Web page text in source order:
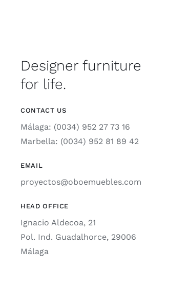
Designer furniture
for life.
CONTACT US
Málaga: (0034) 952 27 73 16
Marbella: (0034) 952 81 89 42
EMAIL
proyectos@oboemuebles.com
HEAD OFFICE
Ignacio Aldecoa, 21
Pol. Ind. Guadalhorce, 29006
Málaga